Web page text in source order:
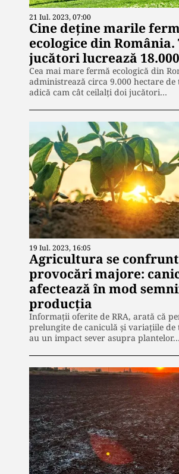
21 Iul. 2023, 07:00
Cine deține marile
ecologice din
jucători lucrează
Cea mai mare fermă ecologică din
administrează circa 9.000 hectare de
adică cam cât ceilalți doi jucători…
19 Iul. 2023, 16:05
Agricultura se
provocări majore:
afectează în mod
producția
Informații oferite de RRA, arată că
prelungite de caniculă și variațiile
au un impact sever asupra